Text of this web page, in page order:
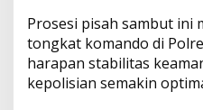
Prosesi pisah sambut ini
tongkat komando di
harapan stabilitas
kepolisian semakin